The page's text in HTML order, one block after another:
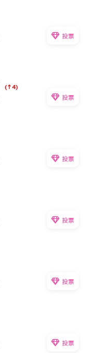
投票
(↑4)
投票
投票
投票
投票
投票